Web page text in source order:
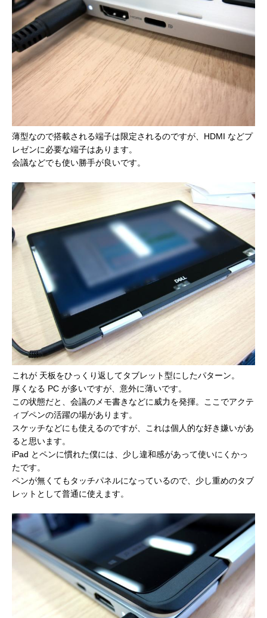
薄型なので搭載される端子は限定されるのですが、HDMI などプ
レゼンに必要な端子はあります。
会議などでも使い勝手が良いです。
これが 天板をひっくり返してタブレット型にしたパターン。
厚くなる PC が多いですが、意外に薄いです。
この状態だと、会議のメモ書きなどに威力を発揮。ここでアクテ
ィブペンの活躍の場があります。
スケッチなどにも使えるのですが、これは個人的な好き嫌いがあ
ると思います。
iPad とペンに慣れた僕には、少し違和感があって使いにくかっ
たです。
ペンが無くてもタッチパネルになっているので、少し重めのタブ
レットとして普通に使えます。